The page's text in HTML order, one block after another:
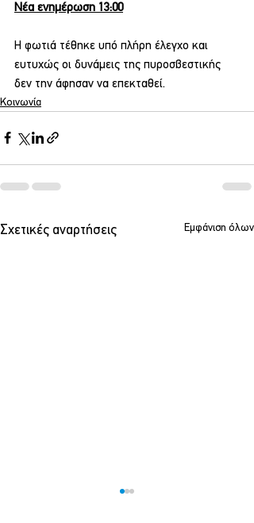
Νέα ενημέρωση 13:00
Η φωτιά τέθηκε υπό πλήρη έλεγχο και
ευτυχώς οι δυνάμεις της πυροσβεστικής
δεν την άφησαν να επεκταθεί.
Κοινωνία
Σχετικές αναρτήσεις Εμφάνιση όλων